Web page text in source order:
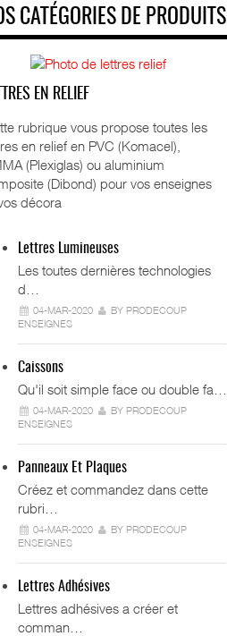
CATÉGORIES DE PRODUITS
EN RELIEF
rubrique vous propose toutes les
en relief en PVC (Komacel),
(Plexiglas) ou aluminium
(Dibond) pour vos enseignes
décora
Lettres Lumineuses
Les toutes dernières technologies
d…
04-MAR-2020
BY PRODECOUP
ENSEIGNES
Caissons
Qu'il soit simple face ou double fa…
04-MAR-2020
BY PRODECOUP
ENSEIGNES
Panneaux Et Plaques
Créez et commandez dans cette
rubri…
04-MAR-2020
BY PRODECOUP
ENSEIGNES
Lettres Adhésives
Lettres adhésives a créer et
comman…